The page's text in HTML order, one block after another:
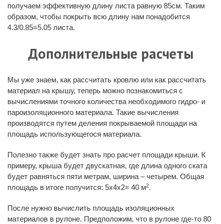
получаем эффективную длину листа равную 85см. Таким
образом, чтобы покрыть всю длину нам понадобится
4.3/0.85=5.05 листа.
Дополнительные расчеты
Мы уже знаем, как рассчитать кровлю или как рассчитать
материал на крышу, теперь можно познакомиться с
вычислениями точного количества необходимого гидро- и
пароизоляционного материала. Такие вычисления
производятся путем деления покрываемой площади на
площадь использующегося материала.
Полезно также будет знать про расчет площади крыши. К
примеру, крыша будет двускатная, где длина одного ската
будет равняться пяти метрам, ширина – четырем. Общая
площадь в итоге получится: 5х4х2= 40 м2.
После нужно вычислить площадь изоляционных
материалов в рулоне. Предположим, что в рулоне где-то 80